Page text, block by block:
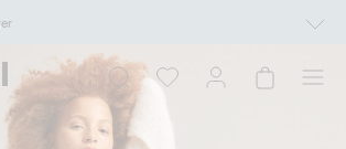
du handler 2 eller flere varer som inngår i tilbudet tom.
deg som er eller blir medlem. Kan ikke kombineres med
Handle nå